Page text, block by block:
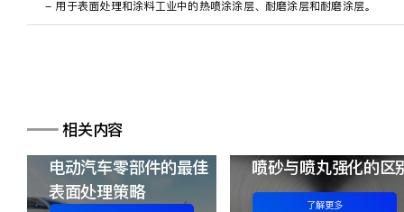
- 用于表面处理和涂料工业中的热喷涂涂层、耐磨涂层和耐磨涂层。
━━相关内容
电动汽车零部件的最佳
表面处理策略
喷砂与喷丸强化的区
了解更多